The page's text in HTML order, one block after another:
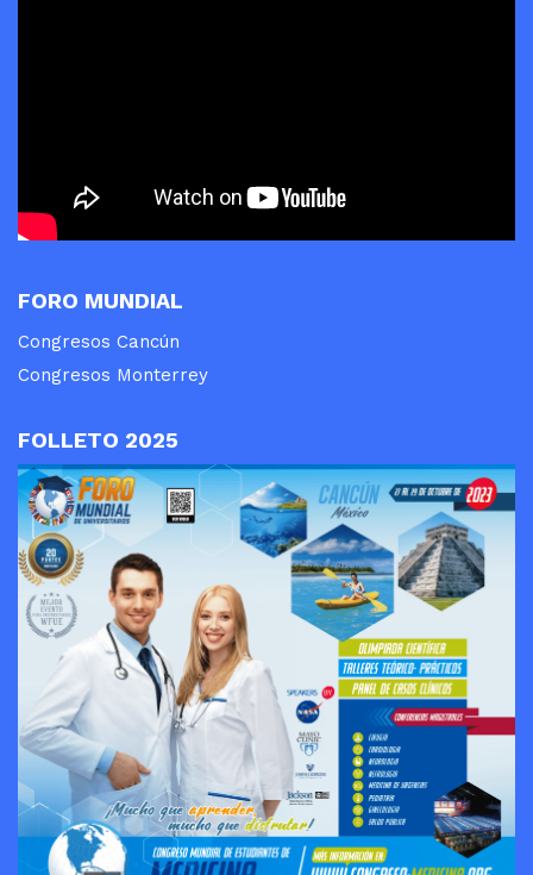
FORO MUNDIAL
Congresos Cancún
Congresos Monterrey
FOLLETO 2025